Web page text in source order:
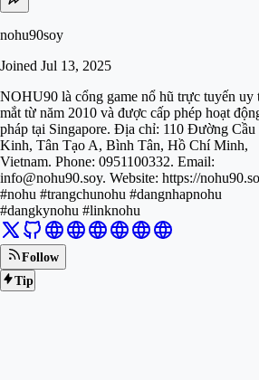
nohu90soy
Joined Jul 13, 2025
NOHU90 là cổng game nổ hũ trực tuyến uy
mắt từ năm 2010 và được cấp phép hoạt
pháp tại Singapore. Địa chỉ: 110 Đường Cầu
Kinh, Tân Tạo A, Bình Tân, Hồ Chí Minh,
Vietnam. Phone: 0951100332. Email:
info@nohu90.soy. Website: https://
#nohu #trangchunohu #dangnhapnohu
#dangkynohu #linknohu
Follow
Tip